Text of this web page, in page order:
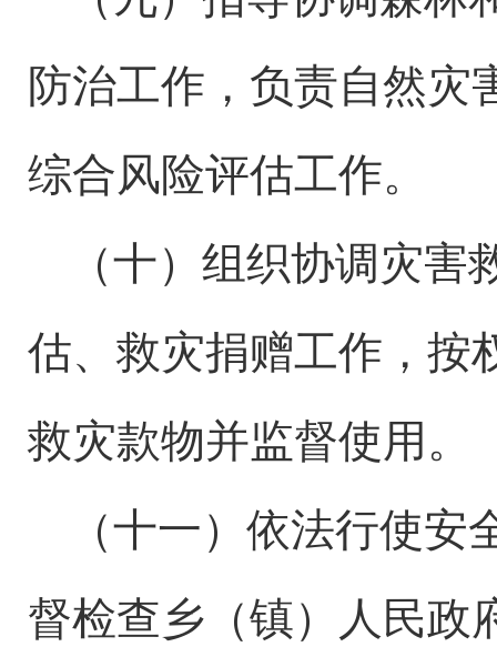
防治工作，负责自然灾
综合风险评估工作。
（十）组织协调灾
估、救灾捐赠工作，按
救灾款物并监督使用。
（十一）依法行使
督检查乡（镇）
人民政